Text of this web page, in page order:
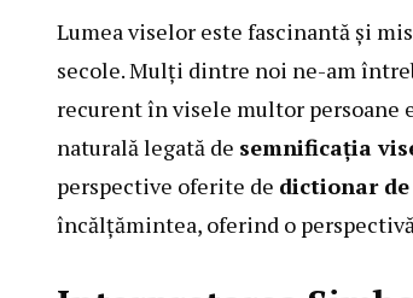
Lumea viselor este fascinantă și
secole. Mulți dintre noi ne-am
recurent în visele multor persoane
naturală legată de semnificația
perspective oferite de dictionar
încălțămintea, oferind o